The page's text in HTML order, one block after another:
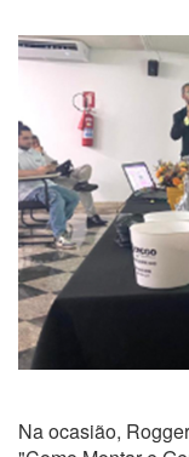
Na ocasião,